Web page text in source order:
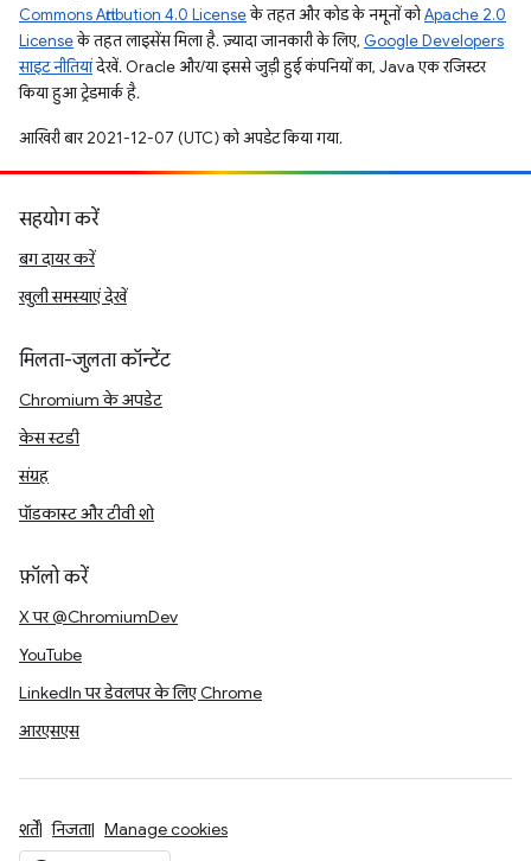
Commons Attribution 4.0 Licenseके तहत और कोड के नमूनों कोApache 2.0
Licenseके तहत लाइसेंस मिला है. ज़्यादा जानकारी के लिए, Google Developers
साइट नीतियांदेखें. Oracle और/या इससे जुड़ी हुई कंपनियों का, Java एक रजिस्टर
किया हुआ ट्रेडमार्क है.
आखिरी बार 2021-12-07 (UTC) को अपडेट किया गया.
सहयोग करें
बग दायर करें
खुली समस्याएं देखें
मिलता-जुलता कॉन्टेंट
Chromium के अपडेट
केस स्टडी
संग्रह
पॉडकास्ट और टीवी शो
फ़ॉलो करें
X पर @ChromiumDev
YouTube
LinkedIn पर डेवलपर के लिए Chrome
आरएसएस
शर्तें निजता Manage cookies